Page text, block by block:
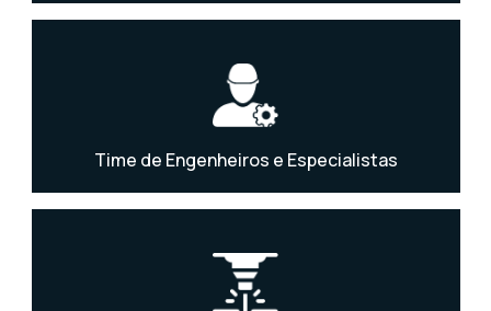
Time de Engenheiros e Especialistas